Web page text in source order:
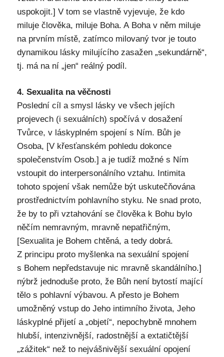
uspokojit.] V tom se vlastně vyjevuje, že kdo
miluje člověka, miluje Boha. A Boha v něm miluje
na prvním místě, zatímco milovaný tvor je touto
dynamikou lásky milujícího zasažen „sekundárně“,
tj. má na ní „jen“ reálný podíl.
4. Sexualita na věčnosti
Poslední cíl a smysl lásky ve všech jejích
projevech (i sexuálních) spočívá v dosažení
Tvůrce, v láskyplném spojení s Ním. Bůh je
Osoba, [V křesťanském pohledu dokonce
společenstvím Osob.] a je tudíž možné s Ním
vstoupit do interpersonálního vztahu. Intimita
tohoto spojení však nemůže být uskutečňována
prostřednictvím pohlavního styku. Ne snad proto,
že by to při vztahování se člověka k Bohu bylo
něčím nemravným, mravně nepatřičným,
[Sexualita je Bohem chtěná, a tedy dobrá.
Z principu proto myšlenka na sexuální spojení
s Bohem nepředstavuje nic mravně skandálního.]
nýbrž jednoduše proto, že Bůh není bytostí mající
tělo s pohlavní výbavou. A přesto je Bohem
umožněný vstup do Jeho intimního života, Jeho
láskyplné přijetí a „objetí“, nepochybně mnohem
hlubší, intenzivnější, radostnější a extatičtější
„zážitek“ než to nejvášnivější sexuální opojení